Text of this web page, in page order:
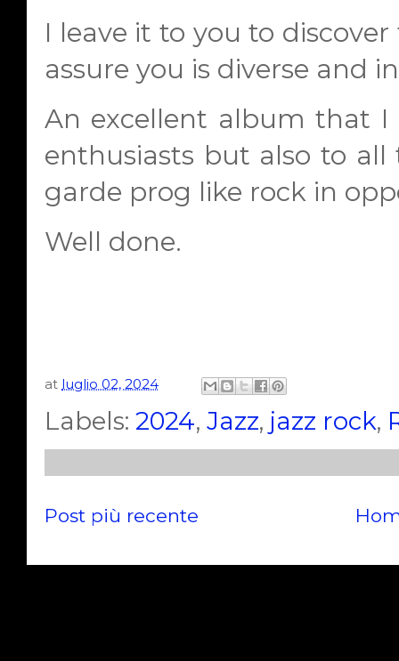
I leave it to you to
assure you is diverse and
An excellent album that
enthusiasts but also to
garde prog like rock in
Well done.
at luglio 02, 2024
Labels: 2024, Jazz, jazz rock,
Post più recente